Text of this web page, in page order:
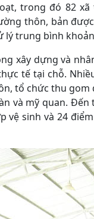
trong đó 82
thôn, bản
lý trung bình
xây dựng và
tế tại chỗ.
tổ chức thu gom
và mỹ quan.
vệ sinh và 24